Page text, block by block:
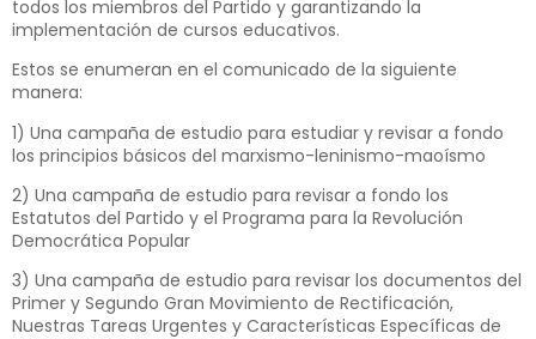
todos los miembros del Partido y garantizando la
implementación de cursos educativos.
Estos se enumeran en el comunicado de la siguiente
manera:
1) Una campaña de estudio para estudiar y revisar a fondo
los principios básicos del marxismo-leninismo-maoísmo
2) Una campaña de estudio para revisar a fondo los
Estatutos del Partido y el Programa para la Revolución
Democrática Popular
3) Una campaña de estudio para revisar los documentos del
Primer y Segundo Gran Movimiento de Rectificación,
Nuestras Tareas Urgentes y Características Específicas de